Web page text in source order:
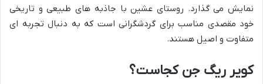
نمایش می گذارد. روستای عشین با جاذبه های طبیعی و تاریخی
خود مقصدی مناسب برای گردشگرانی است که به دنبال تجربه ای
متفاوت و اصیل هستند.
کویر ریگ جن کجاست؟